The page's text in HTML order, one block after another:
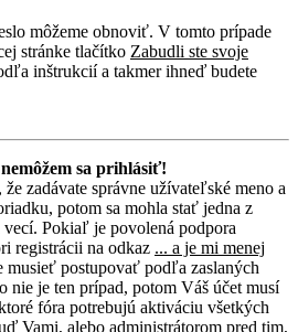
môžeme obnoviť. V tomto prípade
stránke tlačítko Zabudli ste svoje
inštrukcií a takmer ihneď budete
sa prihlásiť!
zadávate správne užívateľské meno a
potom sa mohla stať jedna z
Pokiaľ je povolená podpora
registrácii na odkaz ... a je mi menej
musieť postupovať podľa zaslaných
nie je ten prípad, potom Váš účet musí
fóra potrebujú aktiváciu všetkých
Vami, alebo administrátorom pred tim,